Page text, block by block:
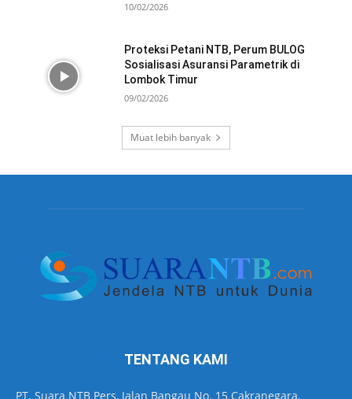
10/02/2026
Proteksi Petani NTB, Perum BULOG
Sosialisasi Asuransi Parametrik di
Lombok Timur
09/02/2026
Muat lebih banyak
TENTANG KAMI
PT. Suara NTB Pers, Jalan Bangau No. 15 Cakranegara,